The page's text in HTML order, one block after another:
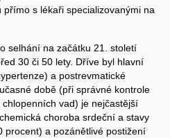
s lékaři specializovanými na
selhání na začátku 21. století
30 či 50 lety. Dříve byl hlavní
a postrevmatické
době (při správné kontrole
vad) je nejčastější
choroba srdeční a stavy
procent) a pozánětlivé postižení